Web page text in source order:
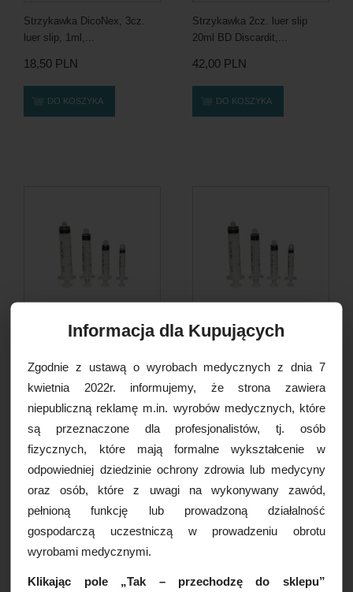
Strzykawka DicoNex, 3cz.
luer slip, 1ml,...
18,50 PLN
DO KOSZYKA
Strzykawka 2cz. luer slip
20ml BD Discardit,...
42,00 PLN
DO KOSZYKA
Strzykawka 3cz. KD-JECT III
32,00 PLN
Strzykawka 3cz. KD-JECT III
35,00 PLN
Informacja dla Kupujących
Zgodnie z ustawą o wyrobach medycznych z dnia 7
kwietnia 2022r. informujemy, że strona zawiera
niepubliczną reklamę m.in. wyrobów medycznych, które
są przeznaczone dla profesjonalistów, tj. osób
fizycznych, które mają formalne wykształcenie w
odpowiedniej dziedzinie ochrony zdrowia lub medycyny
oraz osób, które z uwagi na wykonywany zawód,
pełnioną funkcję lub prowadzoną działalność
gospodarczą uczestniczą w prowadzeniu obrotu
wyrobami medycznymi.
Klikając pole „Tak – przechodzę do sklepu”